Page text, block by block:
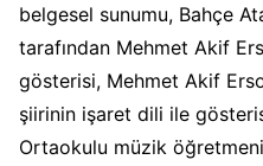
belgesel sunumu, Bahçe
tarafından Mehmet Akif
gösterisi, Mehmet Akif
şiirinin işaret dili ile
Ortaokulu müzik